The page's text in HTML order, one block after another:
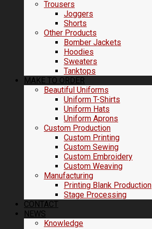
Trousers
Joggers
Shorts
Other Products
Bomber Jackets
Hoodies
Sweaters
Tanktops
MAKE TO ORDER
Beautiful Uniforms
Uniform T-Shirts
Uniform Hats
Uniform Aprons
Custom Production
Custom Printing
Custom Sewing
Custom Embroidery
Custom Weaving
Manufacturing
Printing Blank Production
Stage Processing
CONTACT
NEWS
Knowledge